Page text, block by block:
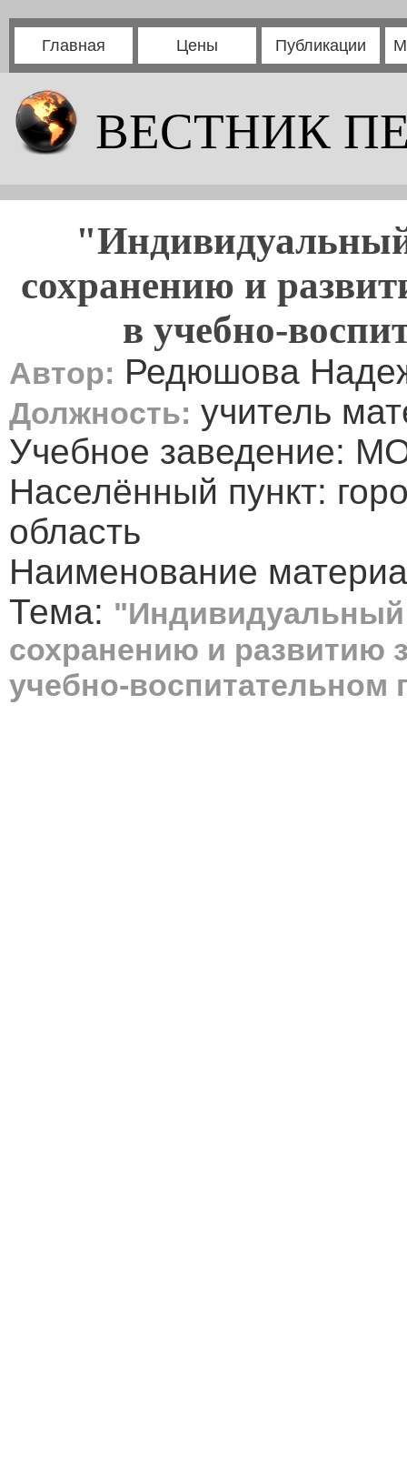
Главная Цены Публикации
ВЕСТНИК
сохранению и
в учебно-
Автор: Редюшова
Должность: учитель
Учебное заведение:
Населённый пункт:
область
Наименование
Тема:
сохранению и развитию
учебно-воспитательном